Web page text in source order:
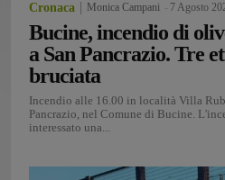
Cronaca Monica Campani 7 Agosto
Bucine, incendio di
a San Pancrazio. Tre
bruciata
Incendio alle 16.00 in località Villa
Pancrazio, nel Comune di Bucine.
interessato una...